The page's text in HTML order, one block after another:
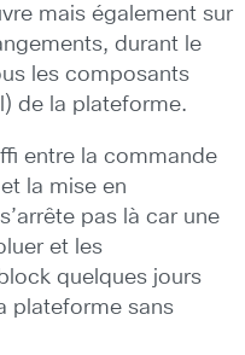
mais également sur
durant le
les composants
de la plateforme.
entre la commande
la mise en
pas là car une
et les
quelques jours
plateforme sans